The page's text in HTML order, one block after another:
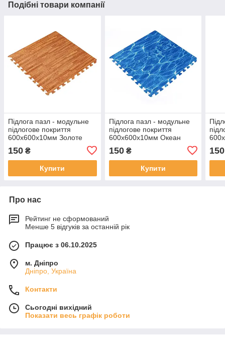
Подібні товари компанії
Підлога пазл - модульне
підлогове покриття
600x600x10мм Золоте
00000022
150 ₴
Купити
Підлога пазл - модульне
підлогове покриття
600x600x10мм Океан
150₴
Купити
150
Про нас
Рейтинг не сформований
Менше 5 відгуків за останній рік
Працює з 06.10.2025
м. Дніпро
Дніпро, Україна
Контакти
Сьогодні вихідний
Показати весь графік роботи